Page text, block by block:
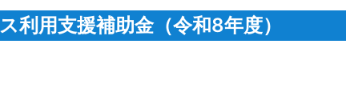
利用支援補助金（令和8年度）